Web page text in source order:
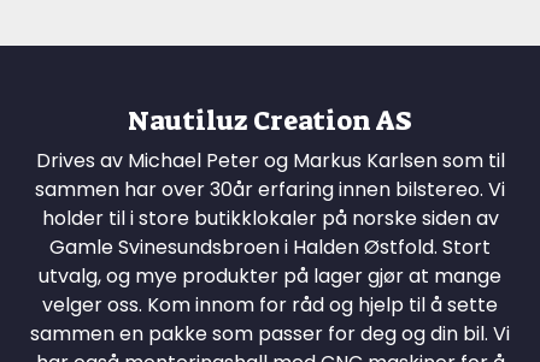
Nautiluz Creation AS
Drives av Michael Peter og Markus Karlsen som til
sammen har over 30år erfaring innen bilstereo. Vi
holder til i store butikklokaler på norske siden av
Gamle Svinesundsbroen i Halden Østfold. Stort
utvalg, og mye produkter på lager gjør at mange
velger oss. Kom innom for råd og hjelp til å sette
sammen en pakke som passer for deg og din bil. Vi